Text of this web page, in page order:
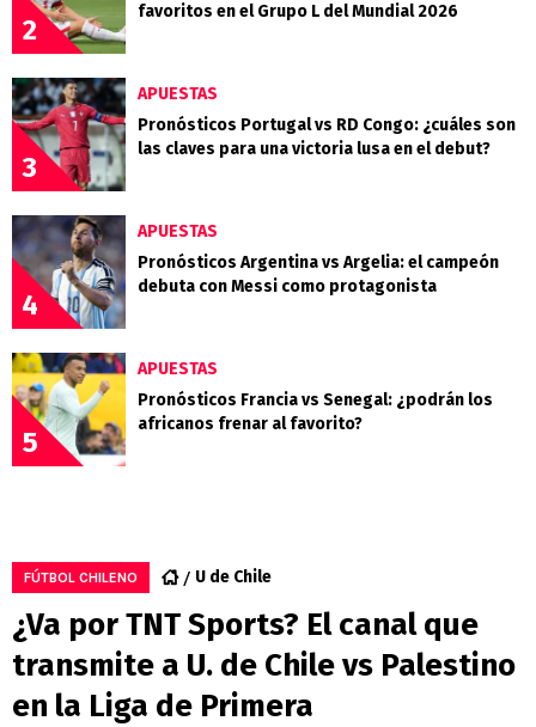
2
favoritos en el Grupo L del Mundial 2026
3
APUESTAS
Pronósticos Portugal vs RD Congo: ¿cuáles son
las claves para una victoria lusa en el debut?
4
APUESTAS
Pronósticos Argentina vs Argelia: el campeón
debuta con Messi como protagonista
5
APUESTAS
Pronósticos Francia vs Senegal: ¿podrán los
africanos frenar al favorito?
FÚTBOL CHILENO U de Chile
¿Va por TNT Sports? El canal que
transmite a U. de Chile vs Palestino
en la Liga de Primera